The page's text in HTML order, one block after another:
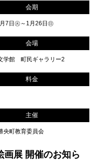
会期
7日㊋～1月26日㊐
会場
学館 町民ギャラリー2
料金
主催
央町教育委員会
画展 開催のお知ら